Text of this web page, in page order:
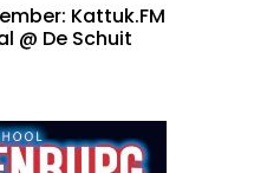
Kattuk.FM
@ De Schuit